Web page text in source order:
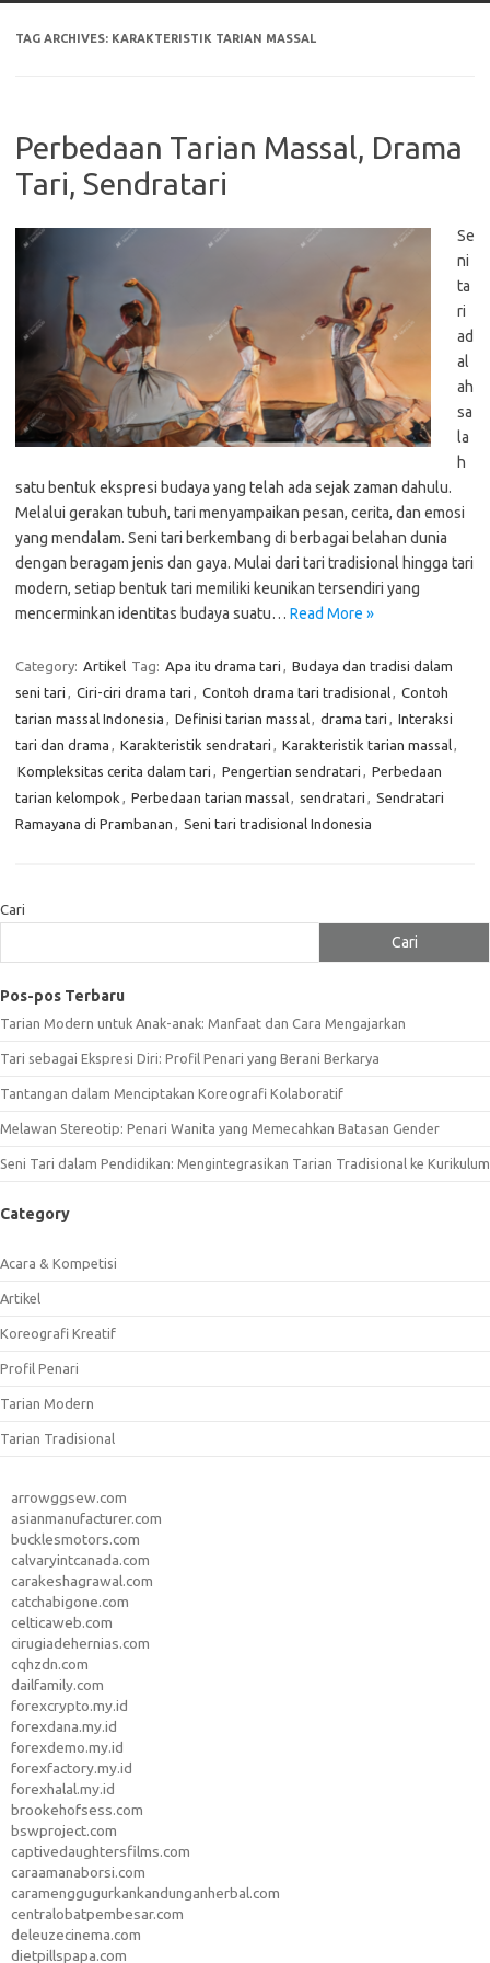
TAG ARCHIVES: KARAKTERISTIK TARIAN MASSAL
Perbedaan Tarian Massal, Drama
Tari, Sendratari
Se
ni
ta
ri
ad
al
ah
sa
la
h
satu bentuk ekspresi budaya yang telah ada sejak zaman dahulu.
Melalui gerakan tubuh, tari menyampaikan pesan, cerita, dan emosi
yang mendalam. Seni tari berkembang di berbagai belahan dunia
dengan beragam jenis dan gaya. Mulai dari tari tradisional hingga tari
modern, setiap bentuk tari memiliki keunikan tersendiri yang
mencerminkan identitas budaya suatu… Read More »
Category: Artikel Tag: Apa itu drama tari , Budaya dan tradisi dalam
seni tari , Ciri-ciri drama tari , Contoh drama tari tradisional, Contoh
tarian massal Indonesia , Definisi tarian massal, drama tari , Interaksi
tari dan drama , Karakteristik sendratari , Karakteristik tarian massal,
Kompleksitas cerita dalam tari , Pengertian sendratari , Perbedaan
tarian kelompok , Perbedaan tarian massal, sendratari , Sendratari
Ramayana di Prambanan , Seni tari tradisional Indonesia
Cari
Cari
Pos-pos Terbaru
Tarian Modern untuk Anak-anak: Manfaat dan Cara Mengajarkan
Tari sebagai Ekspresi Diri: Profil Penari yang Berani Berkarya
Tantangan dalam Menciptakan Koreografi Kolaboratif
Melawan Stereotip: Penari Wanita yang Memecahkan Batasan Gender
Seni Tari dalam Pendidikan: Mengintegrasikan Tarian Tradisional ke Kurikulum
Category
Acara & Kompetisi
Artikel
Koreografi Kreatif
Profil Penari
Tarian Modern
Tarian Tradisional
arrowggsew.com
asianmanufacturer.com
bucklesmotors.com
calvaryintcanada.com
carakeshagrawal.com
catchabigone.com
celticaweb.com
cirugiadehernias.com
cqhzdn.com
dailfamily.com
forexcrypto.my.id
forexdana.my.id
forexdemo.my.id
forexfactory.my.id
forexhalal.my.id
brookehofsess.com
bswproject.com
captivedaughtersfilms.com
caraamanaborsi.com
caramenggugurkankandunganherbal.com
centralobatpembesar.com
deleuzecinema.com
dietpillspapa.com